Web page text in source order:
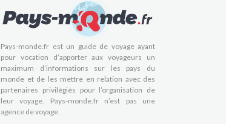
Pays-monde.fr est un guide de voyage ayant
pour vocation d’apporter aux voyageurs un
maximum d’informations sur les pays du
monde et de les mettre en relation avec des
partenaires privilégiés pour l’organisation de
leur voyage. Pays-monde.fr n’est pas une
agence de voyage.